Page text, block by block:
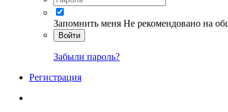
Запомнить меня Не рекомендовано на
Войти
Забыли пароль?
Регистрация